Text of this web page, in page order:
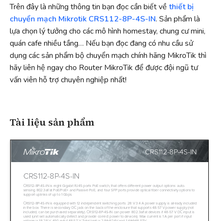
Trên đây là những thông tin bạn đọc cần biết về thiết bị
chuyển mạch Mikrotik CRS112-8P-4S-IN. Sản phẩm là
lựa chọn lý tưởng cho các mô hình homestay, chung cư mini,
quán cafe nhiều tầng… Nếu bạn đọc đang có nhu cầu sử
dụng các sản phẩm bộ chuyển mạch chính hãng MikroTik thì
hãy liên hệ ngay cho Router MikroTik để được đội ngũ tư
vấn viên hỗ trợ chuyên nghiệp nhất!
Tài liệu sản phẩm